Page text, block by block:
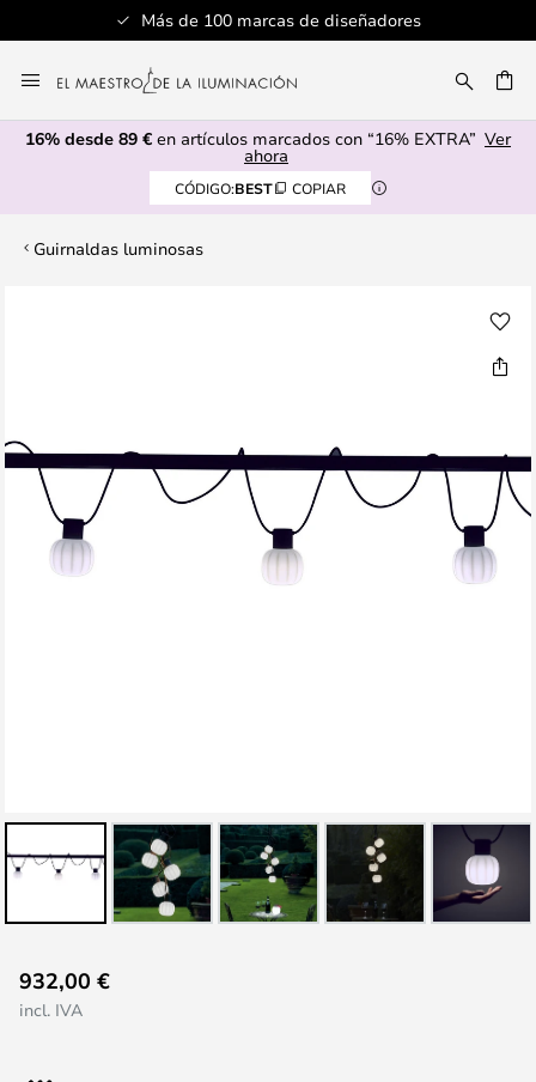
Más de 100 marcas de diseñadores
al
contenido
16% desde 89 € en artículos marcados con “16% EXTRA” Ver
ahora
CÓDIGO:BEST COPIAR
Guirnaldas luminosas
galería
imágenes
al
comienzo
932,00 €
incl. IVA